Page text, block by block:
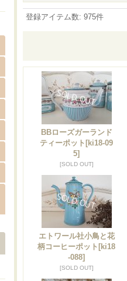
登録アイテム数: 975件
BBローズガーランド
ティーポット [ki18-09
5]
[SOLD OUT]
エトワール社小鳥と花
柄コーヒーポット [ki18
-088]
[SOLD OUT]